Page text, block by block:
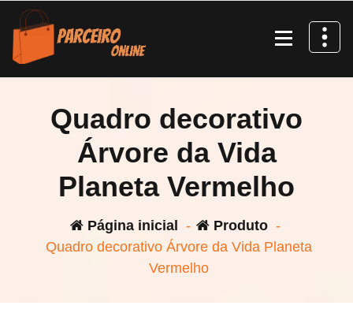
Pular
para
conteúdo
Quadro decorativo
Árvore da Vida
Planeta Vermelho
Página inicial - Produto -
Quadro decorativo Árvore da Vida Planeta
Vermelho